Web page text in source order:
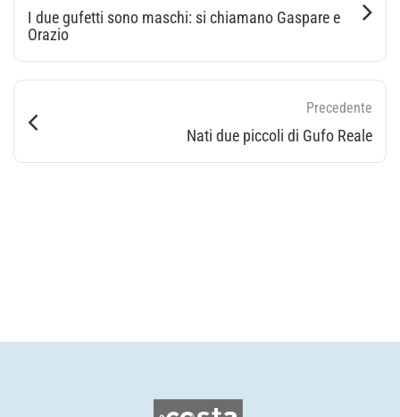
I due gufetti sono maschi: si chiamano Gaspare e
Orazio
Precedente
Nati due piccoli di Gufo Reale